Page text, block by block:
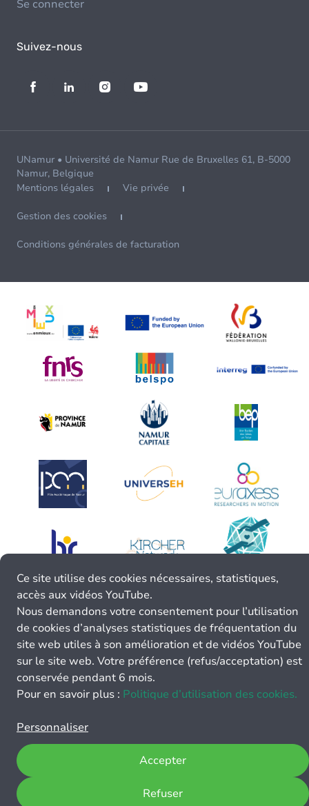
Se connecter
Suivez-nous
UNamur • Université de Namur Rue de Bruxelles 61, B-5000
Namur, Belgique
Mentions légales
Vie privée
Gestion des cookies
Conditions générales de facturation
Ce site utilise des cookies nécessaires, statistiques,
accès aux vidéos YouTube.
Nous demandons votre consentement pour l’utilisation
de cookies d’analyses statistiques de fréquentation du
site web utiles à son amélioration et de vidéos YouTube
sur le site web. Votre préférence (refus/acceptation) est
conservée pendant 6 mois.
Pour en savoir plus : Politique d’utilisation des cookies.
Personnaliser
Refuser
Accepter